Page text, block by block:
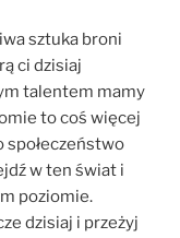
sztuka broni
ci dzisiaj
talentem mamy
to coś więcej
społeczeństwo
w ten świat i
poziomie.
dzisiaj i przeżyj